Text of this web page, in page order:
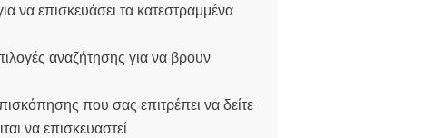
να επισκευάσει τα κατεστραμμένα
αναζήτησης για να βρουν
που σας επιτρέπει να δείτε
να επισκευαστεί.